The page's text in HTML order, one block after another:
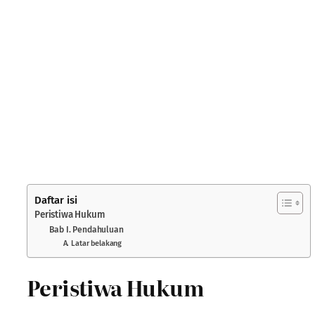
Daftar isi
Peristiwa Hukum
Bab I. Pendahuluan
A. Latar belakang
Peristiwa Hukum